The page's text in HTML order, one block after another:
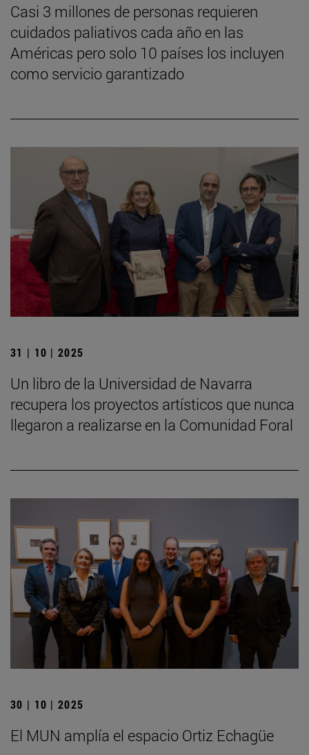
Casi 3 millones de personas requieren
cuidados paliativos cada año en las
Américas pero solo 10 países los incluyen
como servicio garantizado
31 | 10 | 2025
Un libro de la Universidad de Navarra
recupera los proyectos artísticos que nunca
llegaron a realizarse en la Comunidad Foral
30 | 10 | 2025
El MUN amplía el espacio Ortiz Echagüe